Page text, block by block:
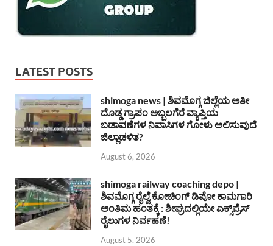
LATEST POSTS
shimoga news | ಶಿವಮೊಗ್ಗ ಜಿಲ್ಲೆಯ ಅತೀ
ದೊಡ್ಡ ಗ್ರಾಪಂ ಅಬ್ಬಲಗೆರೆ ವ್ಯಾಪ್ತಿಯ
ಬಡಾವಣೆಗಳ ನಿವಾಸಿಗಳ ಗೋಳು ಆಲಿಸುವುದೆ
ಜಿಲ್ಲಾಡಳಿತ?
August 6, 2026
shimoga railway coaching depo |
ಶಿವಮೊಗ್ಗ ರೈಲ್ವೆ ಕೋಚಿಂಗ್ ಡಿಪೋ ಕಾಮಗಾರಿ
ಅಂತಿಮ ಹಂತಕ್ಕೆ : ಶೀಘ್ರದಲ್ಲಿಯೇ ಎಕ್ಸ್‌ಪ್ರೆಸ್
ರೈಲುಗಳ ನಿರ್ವಹಣೆ!
August 5, 2026